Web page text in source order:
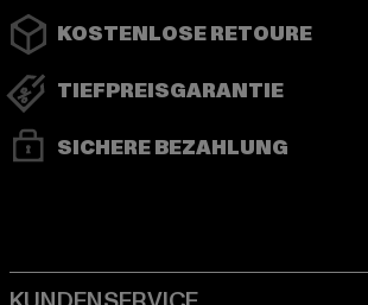
KOSTENLOSE RETOURE
TIEFPREISGARANTIE
SICHERE BEZAHLUNG